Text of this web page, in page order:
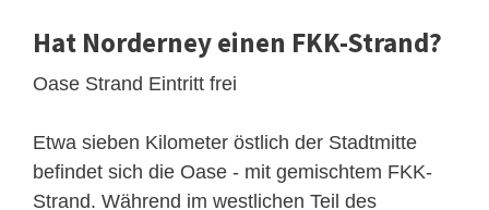
Hat Norderney einen FKK-Strand?
Oase Strand Eintritt frei
Etwa sieben Kilometer östlich der Stadtmitte
befindet sich die Oase - mit gemischtem FKK-
Strand. Während im westlichen Teil des